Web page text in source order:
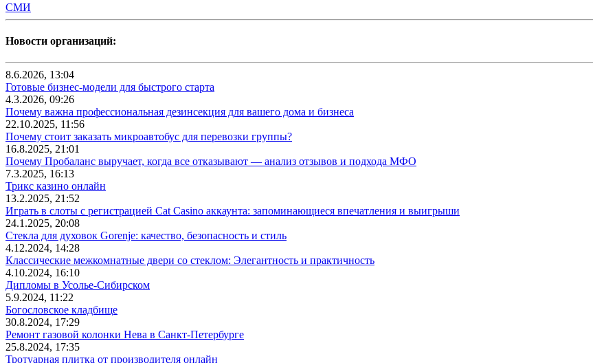
СМИ
Новости организаций:
8.6.2026, 13:04
Готовые бизнес-модели для быстрого старта
4.3.2026, 09:26
Почему важна профессиональная дезинсекция для вашего дома и бизнеса
22.10.2025, 11:56
Почему стоит заказать микроавтобус для перевозки группы?
16.8.2025, 21:01
Почему Пробаланс выручает, когда все отказывают — анализ отзывов и подхода МФО
7.3.2025, 16:13
Трикс казино онлайн
13.2.2025, 21:52
Играть в слоты с регистрацией Cat Casino аккаунта: запоминающиеся впечатления и выигрыши
24.1.2025, 20:08
Стекла для духовок Gorenje: качество, безопасность и стиль
4.12.2024, 14:28
Классические межкомнатные двери со стеклом: Элегантность и практичность
4.10.2024, 16:10
Дипломы в Усолье-Сибирском
5.9.2024, 11:22
Богословское кладбище
30.8.2024, 17:29
Ремонт газовой колонки Нева в Санкт-Петербурге
25.8.2024, 17:35
Тротуарная плитка от производителя онлайн